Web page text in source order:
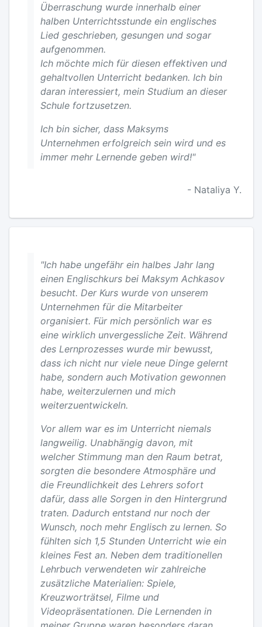
Überraschung wurde innerhalb einer
halben Unterrichtsstunde ein englisches
Lied geschrieben, gesungen und sogar
aufgenommen.
Ich möchte mich für diesen effektiven und
gehaltvollen Unterricht bedanken. Ich bin
daran interessiert, mein Studium an dieser
Schule fortzusetzen.
Ich bin sicher, dass Maksyms
Unternehmen erfolgreich sein wird und es
immer mehr Lernende geben wird!"
- Nataliya Y.
"Ich habe ungefähr ein halbes Jahr lang
einen Englischkurs bei Maksym Achkasov
besucht. Der Kurs wurde von unserem
Unternehmen für die Mitarbeiter
organisiert. Für mich persönlich war es
eine wirklich unvergessliche Zeit. Während
des Lernprozesses wurde mir bewusst,
dass ich nicht nur viele neue Dinge gelernt
habe, sondern auch Motivation gewonnen
habe, weiterzulernen und mich
weiterzuentwickeln.
Vor allem war es im Unterricht niemals
langweilig. Unabhängig davon, mit
welcher Stimmung man den Raum betrat,
sorgten die besondere Atmosphäre und
die Freundlichkeit des Lehrers sofort
dafür, dass alle Sorgen in den Hintergrund
traten. Dadurch entstand nur noch der
Wunsch, noch mehr Englisch zu lernen. So
fühlten sich 1,5 Stunden Unterricht wie ein
kleines Fest an. Neben dem traditionellen
Lehrbuch verwendeten wir zahlreiche
zusätzliche Materialien: Spiele,
Kreuzworträtsel, Filme und
Videopräsentationen. Die Lernenden in